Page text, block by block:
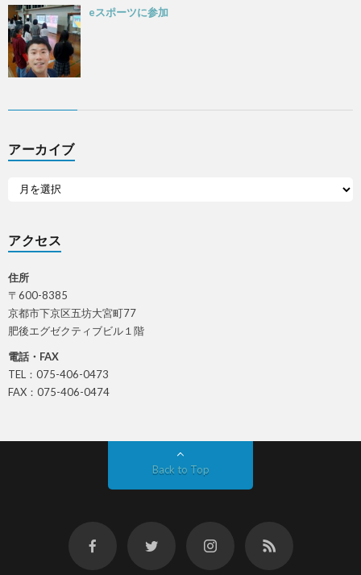
eスポーツに参加
アーカイブ
アクセス
住所
〒600-8385
京都市下京区五坊大宮町77
肥後エグゼクティブビル１階
電話・FAX
TEL：075-406-0473
FAX：075-406-0474
Back to Top